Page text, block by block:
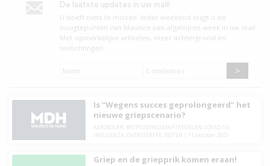
De laatste updates in uw mail!
U hoeft niets te missen. leder weekend krijgt u de
hoogtepunten van Maurice van afgelopen week in uw mail.
Met opmerkelijke artikelen, meer achtergrond en
toelichtingen.
Naam
E-
Is “Wegens succes geprolongeerd” het
nieuwe griepscenario?
AEROSOLEN BESTRIJDINGSMAATREGELEN COVID-19,
INFLUENZA OVERSTERFTE TESTEN 11 oktober 2021
Griep en de griepprik komen eraan!